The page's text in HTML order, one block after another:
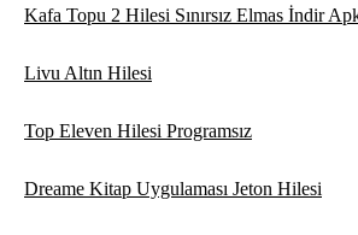
Kafa Topu 2 Hilesi Sınırsız Elmas İndir
Livu Altın Hilesi
Top Eleven Hilesi Programsız
Dreame Kitap Uygulaması Jeton Hilesi